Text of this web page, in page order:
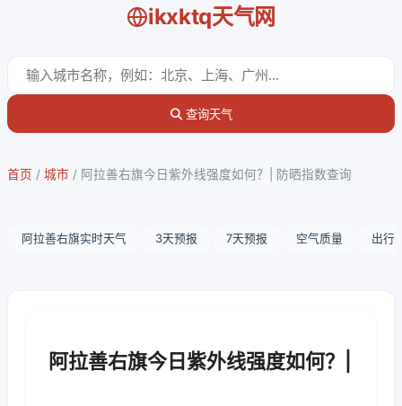
ikxktq天气网
查询天气
首页 / 城市 / 阿拉善右旗今日紫外线强度如何？| 防晒指数查询
阿拉善右旗实时天气 3天预报 7天预报 空气质量 出行
阿拉善右旗今日紫外线强度如何？|